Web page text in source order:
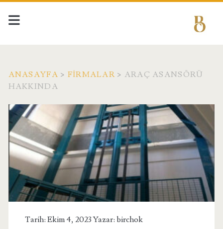
ANASAYFA > FIRMALAR> ARAÇ ASANSÖRÜ
HAKKINDA
Tarih: Ekim 4, 2023 Yazar: birchok